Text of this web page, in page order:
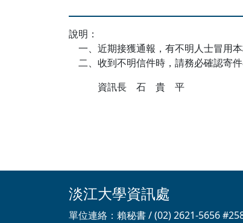
說明：
一、近期接獲通報，有不明人士冒用
二、收到不明信件時，請務必確認寄
資訊長 石 貴 平
淡江大學資訊處
單位連絡：賴秘書 / (02) 2621-5656